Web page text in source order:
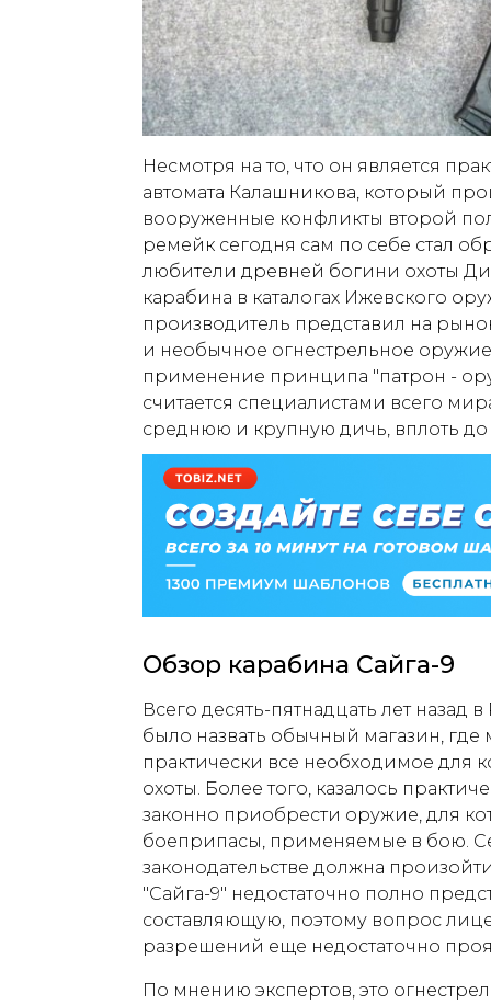
Несмотря на то, что он является
автомата Калашникова, который
вооруженные конфликты второй
ремейк сегодня сам по себе стал
любители древней богини охоты
карабина в каталогах Ижевского
производитель представил на
и необычное огнестрельное
применение принципа "патрон -
считается специалистами всего
среднюю и крупную дичь, вплоть
Обзор карабина Сайга-9
Всего десять-пятнадцать лет
было назвать обычный магазин,
практически все необходимое для
охоты. Более того, казалось
законно приобрести оружие, для
боеприпасы, применяемые в бою.
законодательстве должна
"Сайга-9" недостаточно полно
составляющую, поэтому вопрос
разрешений еще недостаточно
По мнению экспертов, это